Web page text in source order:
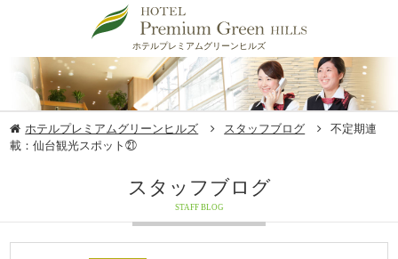
ホテルプレミアムグリーンヒルズ
ホテルプレミアムグリーンヒルズ スタッフブログ
不定期連
載：仙台観光スポット㉑
スタッフブログ
STAFF BLOG